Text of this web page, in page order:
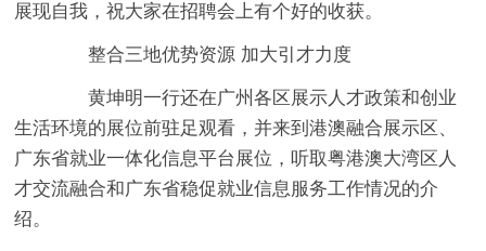
展现自我，祝大家在招聘会上有个好的收获。
整合三地优势资源 加大引才力度
黄坤明一行还在广州各区展示人才政策和创业
生活环境的展位前驻足观看，并来到港澳融合展示区、
广东省就业一体化信息平台展位，听取粤港澳大湾区人
才交流融合和广东省稳促就业信息服务工作情况的介
绍。